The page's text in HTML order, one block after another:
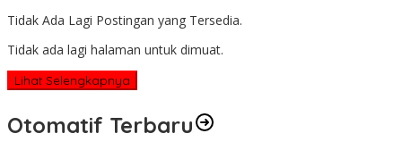
Tidak Ada Lagi Postingan yang Tersedia.
Tidak ada lagi halaman untuk dimuat.
Lihat Selengkapnya
Otomatif Terbaru